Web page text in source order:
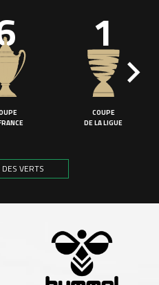
1
COUPE
DE LA LIGUE
VERTS